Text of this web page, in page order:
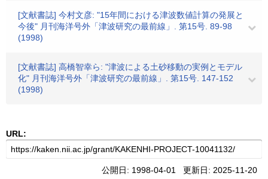
[文献書誌] 今村文彦: "15年間における津波数値計算の発展と
今後" 月刊海洋号外「津波研究の最前線」. 第15号. 89-98
(1998)
[文献書誌] 高橋智幸ら: "津波による土砂移動の実例とモデル
化" 月刊海洋号外「津波研究の最前線」. 第15号. 147-152
(1998)
URL:
公開日: 1998-04-01 更新日: 2025-11-20